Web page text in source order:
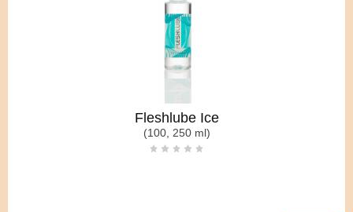
Fleshlube Ice
(100, 250 ml)